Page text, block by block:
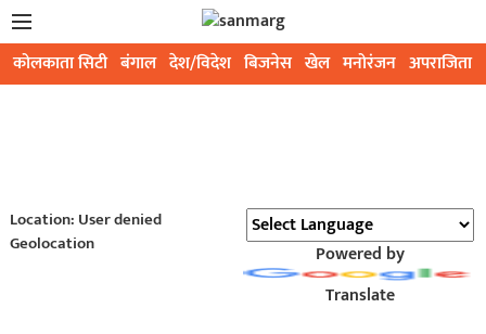
कोलकाता सिटी बंगाल देश/विदेश बिजनेस खेल मनोरंजन अपराजिता
Location: User denied
Geolocation
Powered by
Translate